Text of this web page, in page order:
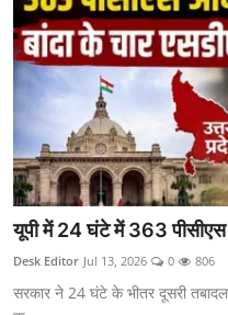
यूपी में 24 घंटे में 363 पीसीएस
Desk Editor Jul 13, 2026 0 806
सरकार ने 24 घंटे के भीतर दूसरी